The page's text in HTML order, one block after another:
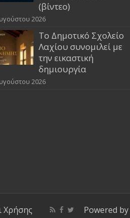
(βίντεο)
2026
Το Δημοτικό Σχολείο
Λαχίου συνομιλεί με
την εικαστική
δημιουργία
2026
Powered by
Χρήσης